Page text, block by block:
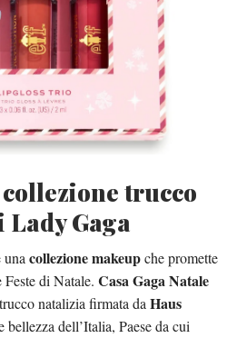
collezione trucco
Lady Gaga
unacollezione makeupche promette
di Natale. Casa Gaga Natale
natalizia firmata daHaus
bellezza dell’Italia, Paese da cui